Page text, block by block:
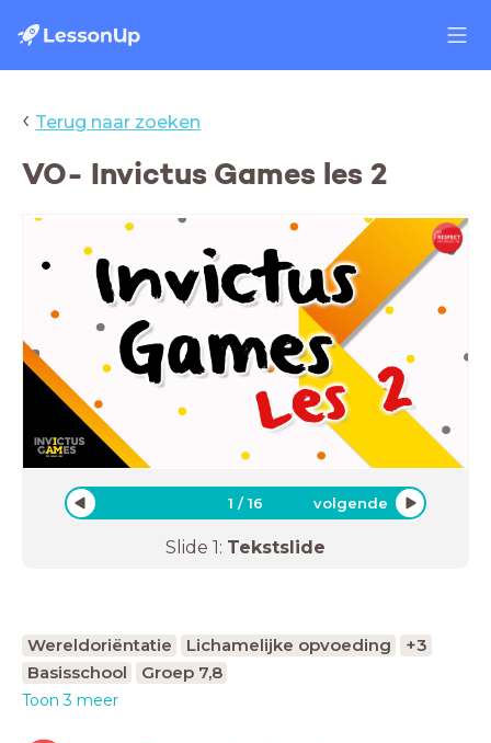
‹ Terug naar zoeken
VO- Invictus Games les 2
1 /16 volgende
Slide 1: Tekstslide
Wereldoriëntatie Lichamelijke opvoeding
+3
Basisschool
Groep 7,8
Toon 3 meer